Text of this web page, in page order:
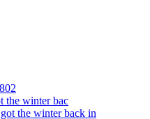
the winter bac